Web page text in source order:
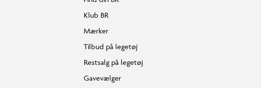
Klub BR
Mærker
Tilbud på legetøj
Restsalg på legetøj
Gavevælger